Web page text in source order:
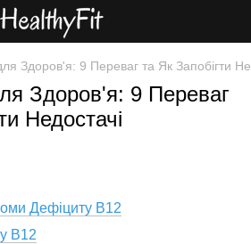
Здоров'я: 9 Переваг та Як Запобігти
Здоров'я: 9 Переваг
Недостачі
Дефіциту B12
B12